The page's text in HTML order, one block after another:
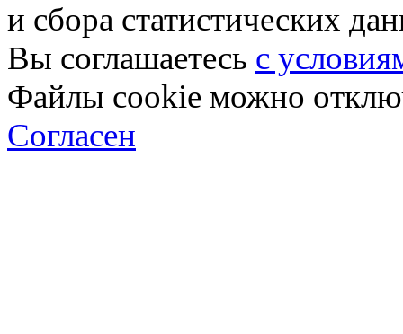
и сбора статистических
Вы соглашаетесь с
Файлы cookie можно
Согласен